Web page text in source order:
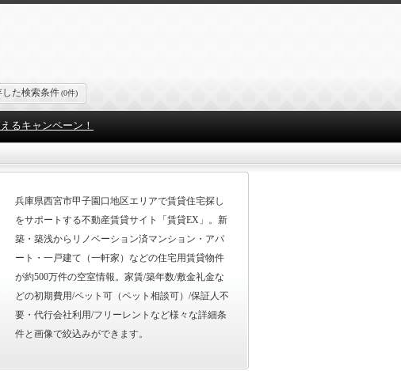
した検索条件(0件)
るキャンペーン！
兵庫県西宮市甲子園口地区エリアで賃貸住宅探し
をサポートする不動産賃貸サイト「賃貸EX」。新
築・築浅からリノベーション済マンション・アパ
ート・一戸建て（一軒家）などの住宅用賃貸物件
が約500万件の空室情報。家賃/築年数/敷金礼金な
どの初期費用/ペット可（ペット相談可）/保証人不
要・代行会社利用/フリーレントなど様々な詳細条
件と画像で絞込みができます。